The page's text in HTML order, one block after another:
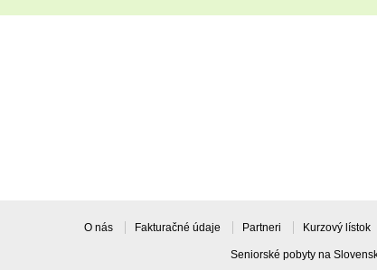
O nás Fakturačné údaje Partneri Kurzový lístok
Seniorské pobyty na